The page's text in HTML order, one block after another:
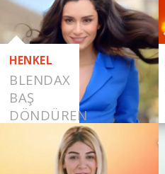
HENKEL
BLENDAX
BAŞ
DÖNDÜREN
DOLGUN
SAÇLAR